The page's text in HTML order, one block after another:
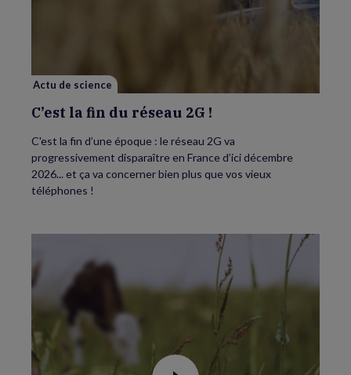
Actu de science
C’est la fin du réseau 2G !
C'est la fin d’une époque : le réseau 2G va
progressivement disparaître en France d’ici décembre
2026... et ça va concerner bien plus que vos vieux
téléphones !